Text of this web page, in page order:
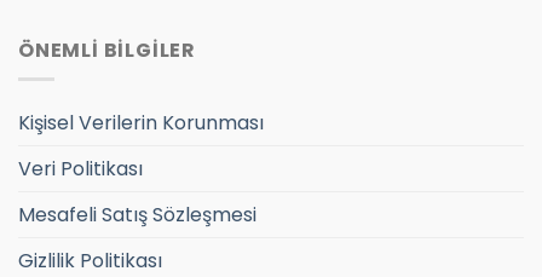
ÖNEMLİ BİLGİLER
Kişisel Verilerin Korunması
Veri Politikası
Mesafeli Satış Sözleşmesi
Gizlilik Politikası